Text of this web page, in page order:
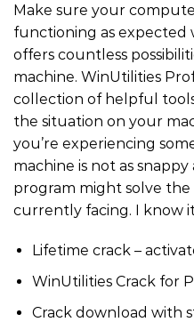
Make sure your
functioning as
offers countless
machine. WinUtilities
collection of helpful
the situation on your
you’re experiencing
machine is not as
program might solve the
currently facing. I know
Lifetime crack –
WinUtilities Crack for
Crack download with